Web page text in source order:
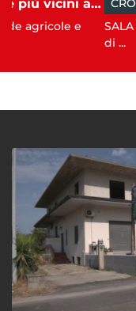
Cinghiali sempre più vicini all'uomo: nel Cilento una famigliola arriva fino alla spiaggia
e
CRONACA
SALA